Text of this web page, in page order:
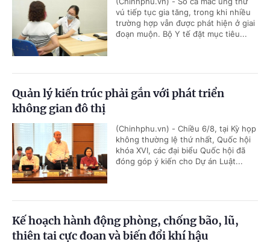
vú tiếp tục gia tăng, trong khi nhiều
trường hợp vẫn được phát hiện ở giai
đoạn muộn. Bộ Y tế đặt mục tiêu...
Quản lý kiến trúc phải gắn với phát triển
không gian đô thị
(Chinhphu.vn) - Chiều 6/8, tại Kỳ họp
không thường lệ thứ nhất, Quốc hội
khóa XVI, các đại biểu Quốc hội đã
đóng góp ý kiến cho Dự án Luật...
Kế hoạch hành động phòng, chống bão, lũ,
thiên tai cực đoan và biến đổi khí hậu